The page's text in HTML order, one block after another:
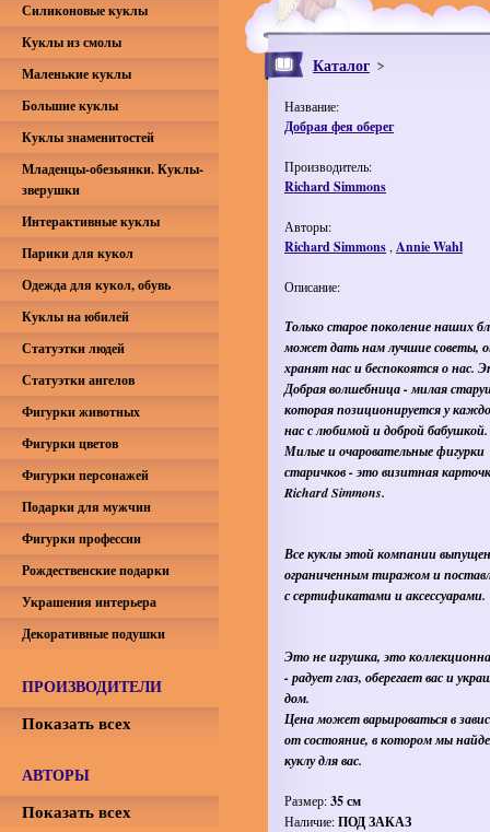
Каталог
Название:
Добрая фея оберег
Производитель:
Richard Simmons
Авторы:
Richard Simmons , Annie Wahl
Описание:
Только старое поколение наших
может дать нам лучшие советы,
хранят нас и беспокоятся о нас.
Добрая волшебница - милая
которая позиционируется у
нас с любимой и доброй бабушкой.
Милые и очаровательные фигурки
старичков - это визитная
Richard Simmons.
Все куклы этой компании
ограниченным тиражом и
с сертификатами и аксессуарами.
Это не игрушка, это
- радует глаз, оберегает вас и
дом.
Цена может варьироваться в
от состояние, в котором мы
куклу для вас.
Размер:35 см
Наличие:ПОД ЗАКАЗ
Силиконовые куклы
Куклы из смолы
Маленькие куклы
Большие куклы
Куклы знаменитостей
Младенцы-обезьянки. Куклы-
зверушки
Интерактивные куклы
Парики для кукол
Одежда для кукол, обувь
Куклы на юбилей
Статуэтки людей
Статуэтки ангелов
Фигурки животных
Фигурки цветов
Фигурки персонажей
Подарки для мужчин
Фигурки профессии
Рождественские подарки
Украшения интерьера
Декоративные подушки
ПРОИЗВОДИТЕЛИ
Показать всех
АВТОРЫ
Показать всех